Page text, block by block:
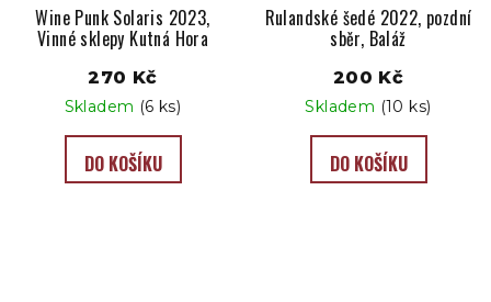
Wine Punk Solaris 2023,
Vinné sklepy Kutná Hora
270 Kč
Skladem (6 ks)
DO KOŠÍKU
Rulandské šedé 2022, pozdní
sběr, Baláž
200 Kč
Skladem (10 ks)
DO KOŠÍKU